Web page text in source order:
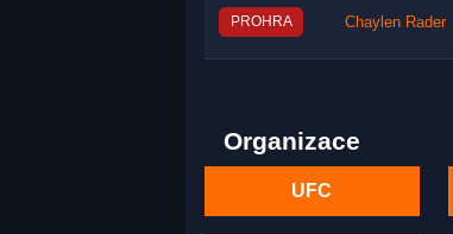
PROHRA Chaylen Rader
Organizace
UFC